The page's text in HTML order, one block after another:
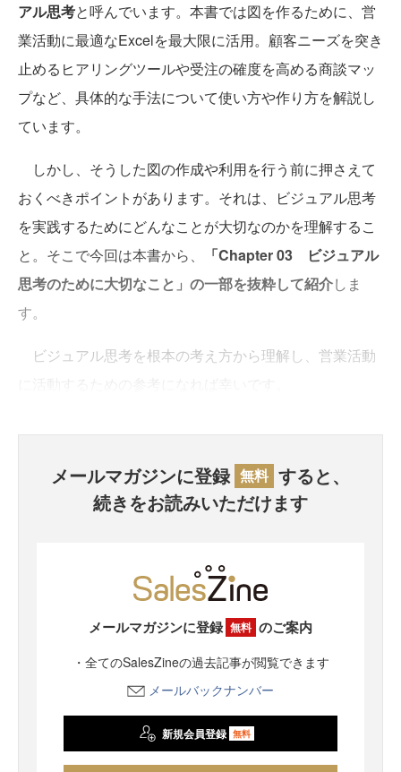
アル思考と呼んでいます。本書では図を作るために、営
業活動に最適なExcelを最大限に活用。顧客ニーズを突き
止めるヒアリングツールや受注の確度を高める商談マッ
プなど、具体的な手法について使い方や作り方を解説し
ています。
しかし、そうした図の作成や利用を行う前に押さえて
おくべきポイントがあります。それは、ビジュアル思考
を実践するためにどんなことが大切なのかを理解するこ
と。そこで今回は本書から、
「Chapter 03 ビジュアル
思考のために大切なこと」の一部を抜粋して紹介しま
す。
ビジュアル思考を根本の考え方から理解し、営業活動
メールマガジンに登録 無料 すると、
続きをお読みいただけます
メールマガジンに登録 無料 のご案内
・全てのSalesZineの過去記事が閲覧できます
メールバックナンバー
新規会員登録 無料